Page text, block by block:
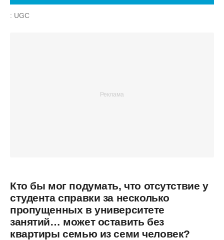
: UGC
Кто бы мог подумать, что отсутствие у
студента справки за несколько
пропущенных в университете
занятий… может оставить без
квартиры семью из семи человек?